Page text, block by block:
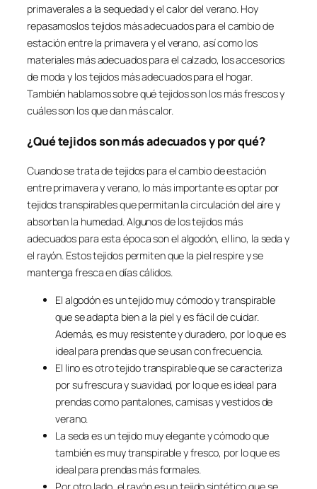
primaverales a la sequedad y el calor del verano. Hoy
repasamoslos tejidos más adecuados para el cambio de
estación entre la primavera y el verano, así como los
materiales más adecuados para el calzado, los accesorios
de moda y los tejidos más adecuados para el hogar.
También hablamos sobre qué tejidos son los más frescos y
cuáles son los que dan más calor.
¿Qué tejidos son más adecuados y por qué?
Cuando se trata de tejidos para el cambio de estación
entre primavera y verano, lo más importante es optar por
tejidos transpirables que permitan la circulación del aire y
absorban la humedad. Algunos de los tejidos más
adecuados para esta época son el algodón, el lino, la seda y
el rayón. Estos tejidos permiten que la piel respire y se
mantenga fresca en días cálidos.
El algodón es un tejido muy cómodo y transpirable
que se adapta bien a la piel y es fácil de cuidar.
Además, es muy resistente y duradero, por lo que es
ideal para prendas que se usan con frecuencia.
El lino es otro tejido transpirable que se caracteriza
por su frescura y suavidad, por lo que es ideal para
prendas como pantalones, camisas y vestidos de
verano.
La seda es un tejido muy elegante y cómodo que
también es muy transpirable y fresco, por lo que es
ideal para prendas más formales.
Por otro lado, el rayón es un tejido sintético que se